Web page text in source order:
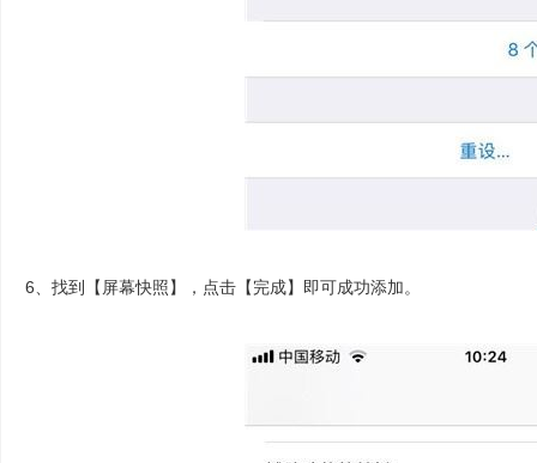
6、找到【屏幕快照】，点击【完成】即可成功添加。